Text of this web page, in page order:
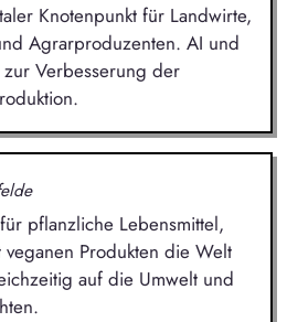
Knotenpunkt für Landwirte,
Agrarproduzenten. AI und
Verbesserung der
pflanzliche Lebensmittel,
Produkten die Welt
auf die Umwelt und